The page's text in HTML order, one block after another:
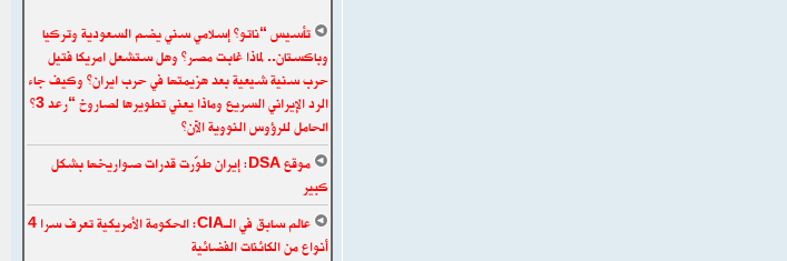
تأسيس “ناتو” إسلامي سني يضم السعودية وتركيا
وباكستان.. لماذا غابت مصر؟ وهل ستشعل امريكا فتيل
حرب سنية شيعية بعد هزيمتها في حرب ايران؟ وكيف جاء
الرد الإيراني السريع وماذا يعني تطويرها لصاروخ “رعد 3”
الحامل للرؤوس النووية الآن؟
موقع DSA: إيران طوّرت قدرات صواريخها بشكل
كبير
عالم سابق في الـCIA: الحكومة الأمريكية تعرف سرا 4
أنواع من الكائنات الفضائية